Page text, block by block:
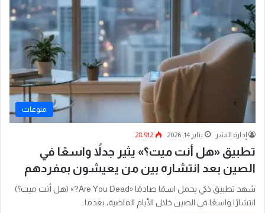
منوعات
إدارة النشر يناير 14, 2026 28٬912
تطبيق «هل أنت ميت؟» يثير جدلاً واسعًا في
الصين بعد انتشاره بين من يعيشون بمفردهم
شهد تطبيق ذكي يحمل اسمًا صادمًا «Are You Dead?» (هل أنت ميت؟)
انتشارًا واسعًا في الصين خلال الأيام الماضية، بعدما…